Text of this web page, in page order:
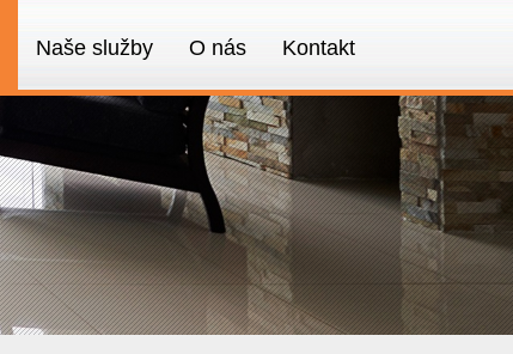
Naše služby O nás Kontakt